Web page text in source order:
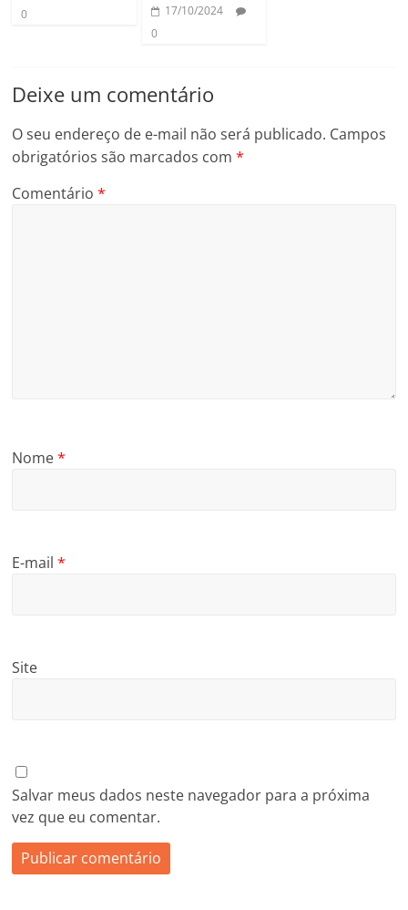
0
17/10/2024
0
Deixe um comentário
O seu endereço de e-mail não será publicado. Campos
obrigatórios são marcados com*
Comentário*
Nome*
E-mail*
Site
Salvar meus dados neste navegador para a próxima
vez que eu comentar.